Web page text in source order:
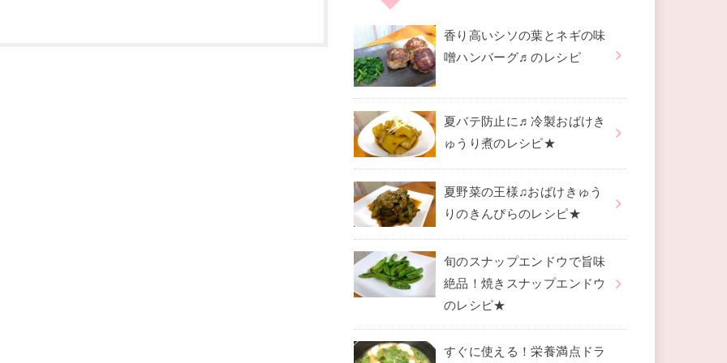
香り高いシソの葉とネギの味
噌ハンバーグ♬のレシピ
夏バテ防止に♬冷製おばけき
ゅうり煮のレシピ★
夏野菜の王様♫おばけきゅう
りのきんぴらのレシピ★
旬のスナップエンドウで旨味
絶品！焼きスナップエンドウ
のレシピ★
すぐに使える！栄養満点ドラ